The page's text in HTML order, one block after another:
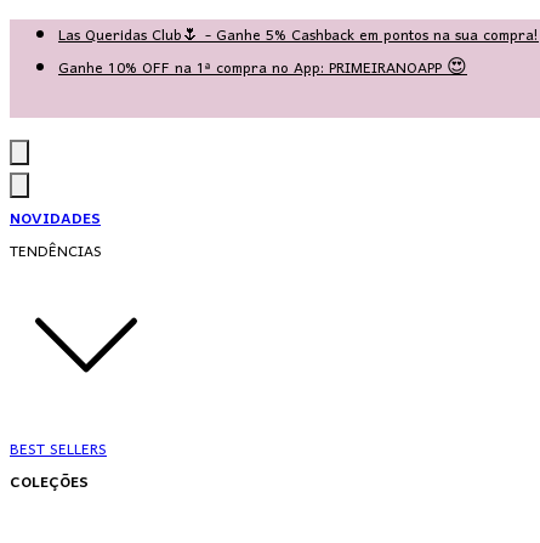
Las Queridas Club🌷 - Ganhe 5% Cashback em pontos na sua compra!
Ganhe 10% OFF na 1ª compra no App: PRIMEIRANOAPP 😍
NOVIDADES
TENDÊNCIAS
BEST SELLERS
COLEÇÕES